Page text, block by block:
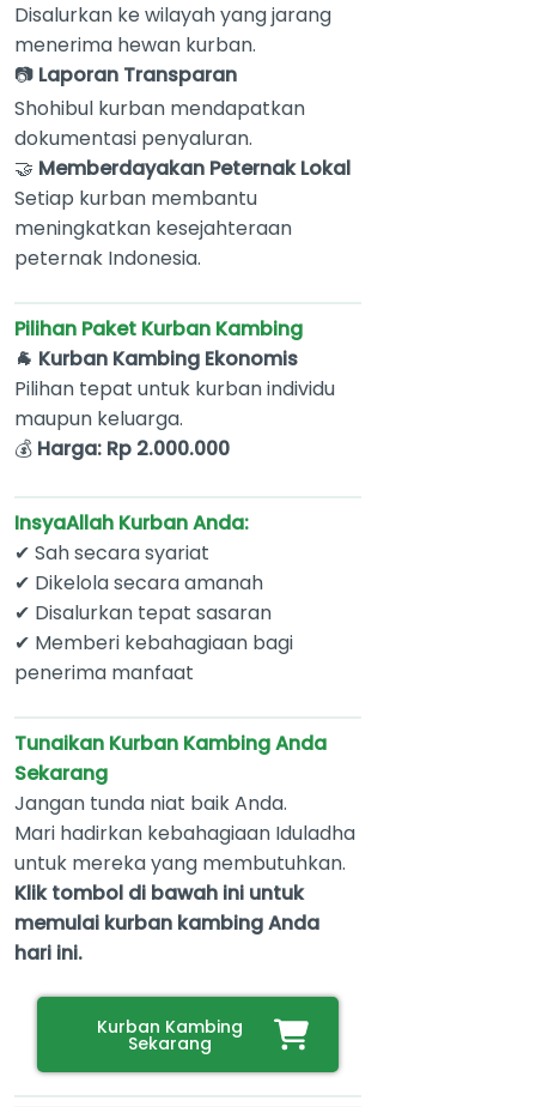
Disalurkan ke wilayah yang jarang
menerima hewan kurban.
📷 Laporan Transparan
Shohibul kurban mendapatkan
dokumentasi penyaluran.
🤝 Memberdayakan Peternak Lokal
Setiap kurban membantu
meningkatkan kesejahteraan
peternak Indonesia.
Pilihan Paket Kurban Kambing
🐐 Kurban Kambing Ekonomis
Pilihan tepat untuk kurban individu
maupun keluarga.
💰 Harga: Rp 2.000.000
InsyaAllah Kurban Anda:
✔ Sah secara syariat
✔ Dikelola secara amanah
✔ Disalurkan tepat sasaran
✔ Memberi kebahagiaan bagi
penerima manfaat
Tunaikan Kurban Kambing Anda
Sekarang
Jangan tunda niat baik Anda.
Mari hadirkan kebahagiaan Iduladha
untuk mereka yang membutuhkan.
Klik tombol di bawah ini untuk
memulai kurban kambing Anda
hari ini.
Kurban Kambing
Sekarang